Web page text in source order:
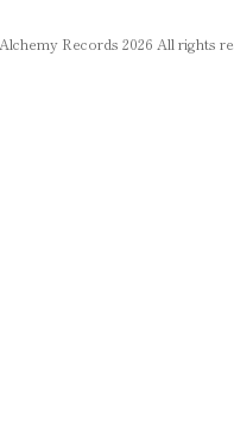
Records 2026 All rights